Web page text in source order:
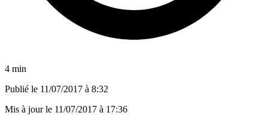
4 min
Publié le 11/07/2017 à 8:32
Mis à jour le 11/07/2017 à 17:36